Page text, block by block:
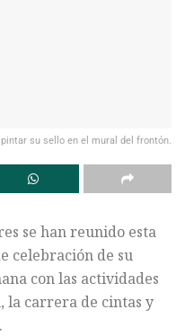
su sello en el mural del frontón.
se han reunido esta
celebración de su
con las actividades
la carrera de cintas y